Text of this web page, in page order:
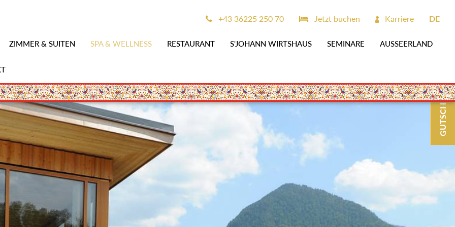
ZIMMER & SUITEN SPA & WELLNESS RESTAURANT S'JOHANN WIRTSHAUS SEMINARE AUSSEERLAND
+43 36225 250 70 Jetzt buchen Karriere DE
GUTSCHEINE